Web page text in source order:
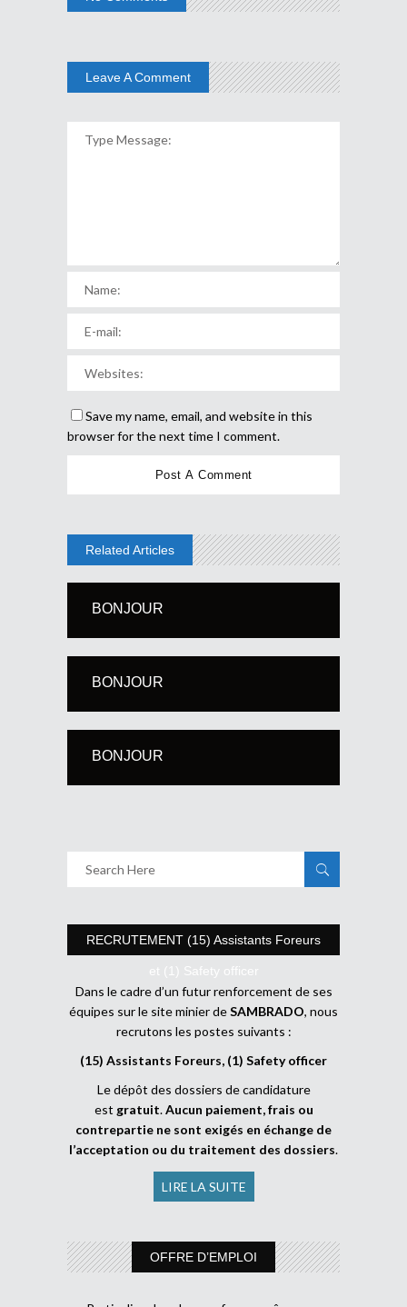
Leave A Comment
Save my name, email, and website in this
browser for the next time I comment.
Related Articles
BONJOUR
BONJOUR
BONJOUR
RECRUTEMENT (15) Assistants Foreurs
et (1) Safety officer
Dans le cadre d’un futur renforcement de ses
équipes sur le site minier deSAMBRADO, nous
recrutons les postes suivants :
(15) Assistants Foreurs, (1) Safety officer
Le dépôt des dossiers de candidature
est gratuit.Aucun paiement, frais ou
contrepartie ne sont exigés en échange de
l’acceptation ou du traitement des dossiers.
LIRE LA SUITE
OFFRE D’EMPLOI